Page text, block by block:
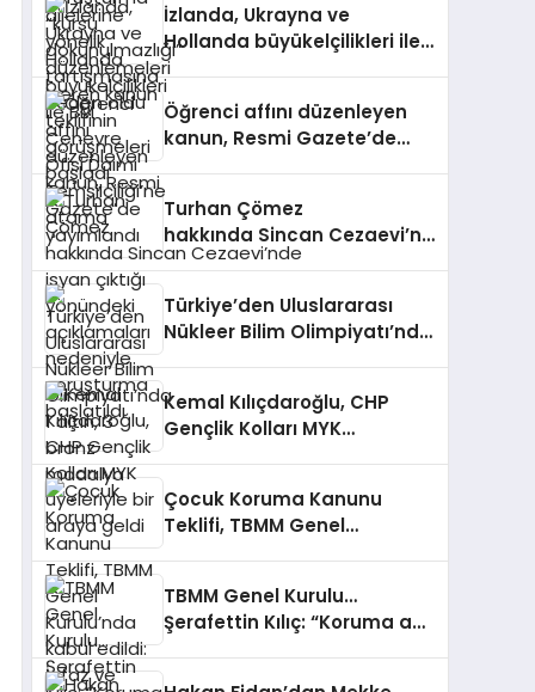
başladı
İzlanda, Ukrayna ve
Hollanda büyükelçilikleri ile
BM Cenevre Ofisi Daimi
Temsilciliği’ne atama
Öğrenci affını düzenleyen
kanun, Resmi Gazete’de
Turhan Çömez
hakkında Sincan Cezaevi’nde
isyan çıktığı yönündeki
soruşturma başlatıldı
Türkiye’den Uluslararası
Nükleer Bilim Olimpiyatı’nda
Kemal Kılıçdaroğlu, CHP
Gençlik Kolları MYK
Çocuk Koruma Kanunu
Teklifi, TBMM Genel
değişti
TBMM Genel Kurulu…
Şerafettin Kılıç: “Koruma adı